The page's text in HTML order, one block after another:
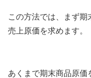
この方法では、まず
売上原価を求めます。
あくまで期末商品原価